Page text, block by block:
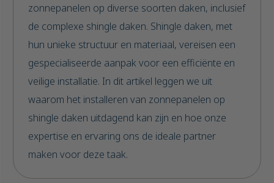
zonnepanelen op diverse soorten daken, inclusief
de complexe shingle daken. Shingle daken, met
hun unieke structuur en materiaal, vereisen een
gespecialiseerde aanpak voor een efficiënte en
veilige installatie. In dit artikel leggen we uit
waarom het installeren van zonnepanelen op
shingle daken uitdagend kan zijn en hoe onze
expertise en ervaring ons de ideale partner
maken voor deze taak.